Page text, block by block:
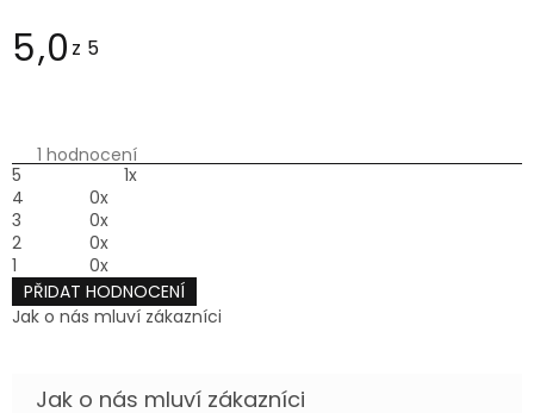
5,0
5,0
z 5
hvězdiček.
1 hodnocení
5
1x
4
0x
3
0x
2
0x
1
0x
PŘIDAT HODNOCENÍ
V
Jak o nás mluví zákazníci